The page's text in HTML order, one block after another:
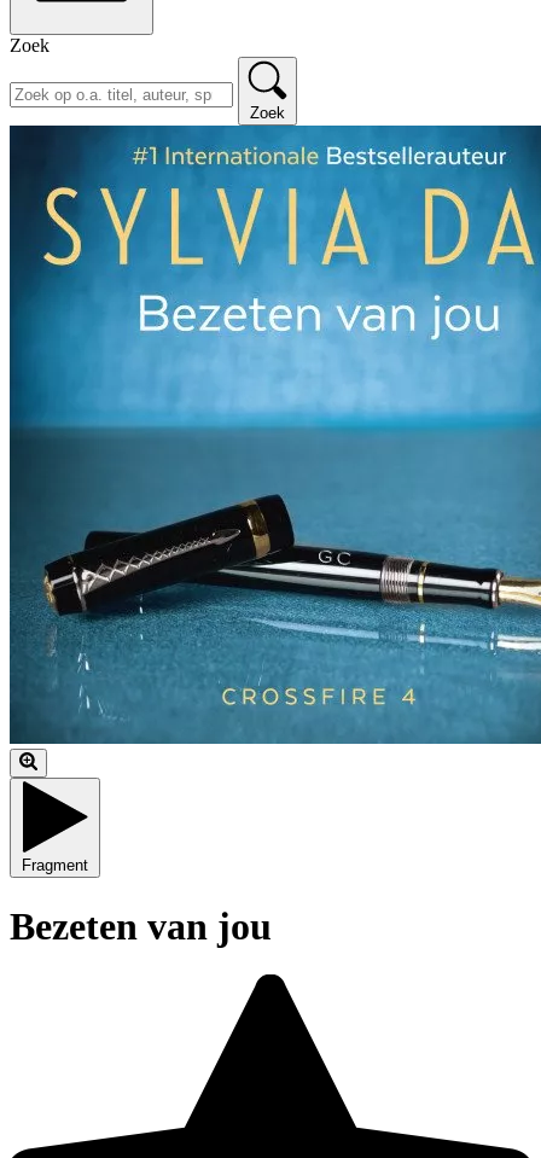
Zoek
Zoek
Fragment
Bezeten van jou